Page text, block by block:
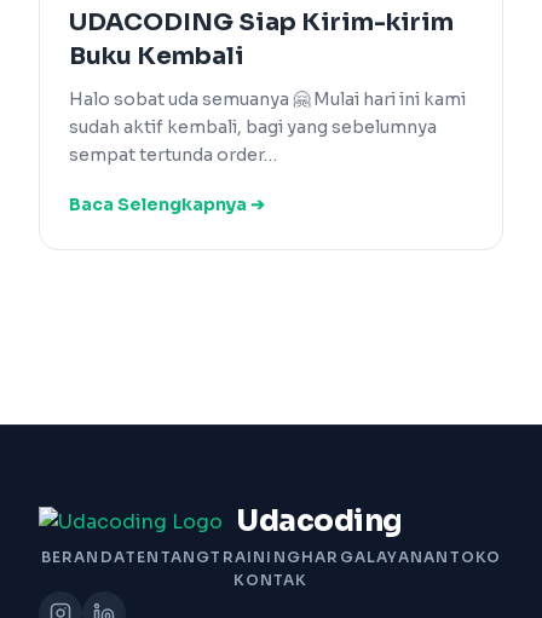
UDACODING Siap Kirim-kirim
Buku Kembali
Halo sobat uda semuanya 🤗 Mulai hari ini kami
sudah aktif kembali, bagi yang sebelumnya
sempat tertunda order…
Baca Selengkapnya ➔
Udacoding
BERANDATENTANGTRAININGHARGALAYANAN TOKO
KONTAK